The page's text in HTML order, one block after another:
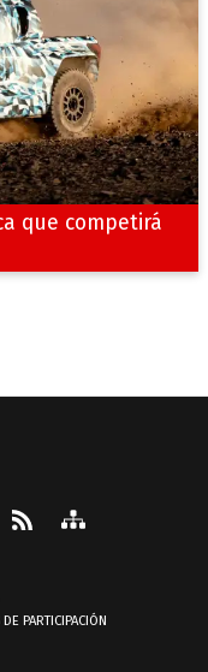
que competirá
DE PARTICIPACIÓN